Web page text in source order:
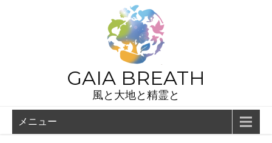
GAIA BREATH
風と大地と精霊と
メニュー